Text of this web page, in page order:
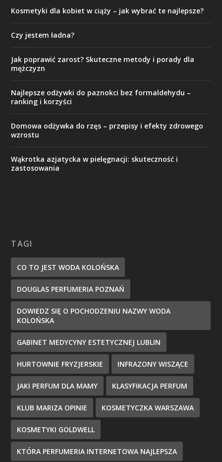
Kosmetyki dla kobiet w ciąży – jak wybrać te najlepsze?
Czy jestem ładna?
Jak poprawić zarost? Skuteczne metody i porady dla
mężczyzn
Najlepsze odżywki do paznokci bez formaldehydu –
ranking i korzyści
Domowa odżywka do rzęs – przepisy i efekty zdrowego
wzrostu
Wąkrotka azjatycka w pielęgnacji: skuteczność i
zastosowania
TAGI
CO TO JEST WODA KOLOŃSKA
DOUGLAS PERFUMERIA POZNAŃ
DOWIEDZ SIĘ O POCHODZENIU NAZWY WODA
KOLOŃSKA
GABINET MEDYCYNY ESTETYCZNEJ LUBLIN
HURTOWNIE FRYZJERSKIE INFRAZONY WISZĄCE
JAKI PERFUM DLA MAMY KLASYFIKACJA PERFUM
KLUB MARIZA OPINIE KOSMETYCZKA WARSZAWA
KOSMETYKI GOLDWELL
KTÓRA PERFUMERIA INTERNETOWA NAJLEPSZA